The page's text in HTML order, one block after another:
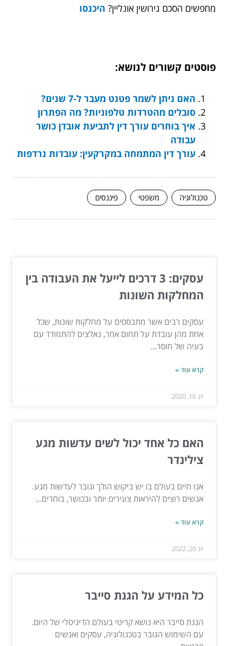
מחפשים הסכם גירושין אונליין? היכנסו
פוסטים קשורים לנושא:
האם ניתן לשמר פטנט מעבר ל-7 שנים?
סובלים מהטרדות טלפוניות? מה הפתרון
איך בוחרים עורך דין לתביעת אובדן כושר
עבודה
עורך דין המתמחה במקרקעין: עובדות נרדפות
טכנולוגיה משפטי פיננסים
עסקים: 3 דרכים לייעל את העבודה בין
המחלקות השונות
עסקים רבים אשר מתבססים על מחלקות שונות, שכל
אחת מהן עובדת על תחום אחר, נאלצים להתמודד עם
בעיה של חוסר...
קרא עוד »
יונ 16, 2020
האם כל אחד יכול לשים עדשות מגע
צילינדר
אנו חיים בעולם בו יש ביקוש הולך וגובר לעדשות מגע.
אנשים רוצים להיראות צעירים יותר ובכושר, בוחרים...
קרא עוד »
יונ 20, 2022
כל המידע על הגנת סייבר
הגנת סייבר היא נושא קריטי בעולם הדיגיטלי של היום.
עם השימוש הגובר בטכנולוגיה, עסקים ואנשים